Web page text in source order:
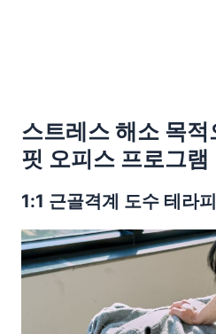
스트레스 해소 목
핏 오피스 프로그램
1:1 근골격계 도수 테라피